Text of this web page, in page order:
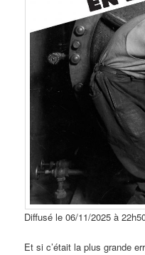
Diffusé le 06/11/2025 à
Et si c’était la plus grande